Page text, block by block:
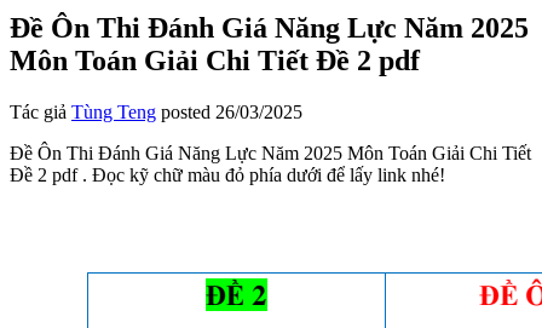
Đề Ôn Thi Đánh Giá Năng Lực Năm 2025
Môn Toán Giải Chi Tiết Đề 2 pdf
Tác giả Tùng Teng posted 26/03/2025
Đề Ôn Thi Đánh Giá Năng Lực Năm 2025 Môn Toán Giải Chi Tiết
Đề 2 pdf . Đọc kỹ chữ màu đỏ phía dưới để lấy link nhé!